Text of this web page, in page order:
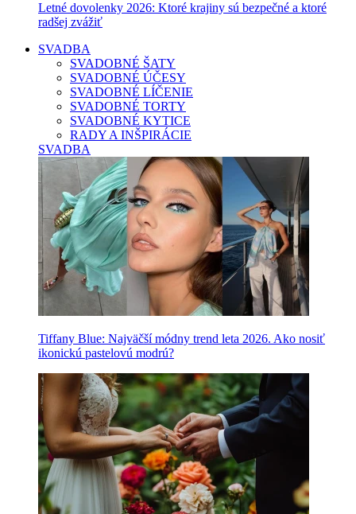
Letné dovolenky 2026: Ktoré krajiny sú bezpečné a ktoré
radšej zvážiť
SVADBA
SVADOBNÉ ŠATY
SVADOBNÉ ÚČESY
SVADOBNÉ LÍČENIE
SVADOBNÉ TORTY
SVADOBNÉ KYTICE
RADY A INŠPIRÁCIE
SVADBA
Tiffany Blue: Najväčší módny trend leta 2026. Ako nosiť
ikonickú pastelovú modrú?